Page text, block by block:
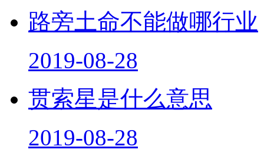
路旁土命不能做哪行业
2019-08-28
贯索星是什么意思
2019-08-28